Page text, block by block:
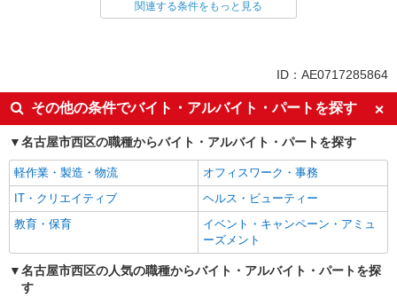
ファストフード・デリ
調理・調理補助・調理師
大学生歓迎
ミドル（40代～）活躍中
週2～3日勤務OK
短時間勤務（1日4h以内）OK
深夜
車通勤OK
扶養内勤務OK
交通費支給
社会保険あり
まかない・食事補助
社員登用あり
関連する条件をもっと見る
ID：AE0717285864
その他の条件でバイト・アルバイト・パートを探す
名古屋市西区の職種からバイト・アルバイト・パートを探す
軽作業・製造・物流
オフィスワーク・事務
IT・クリエイティブ
ヘルス・ビューティー
教育・保育
イベント・キャンペーン・アミュ
ーズメント
名古屋市西区の人気の職種からバイト・アルバイト・パートを探
す